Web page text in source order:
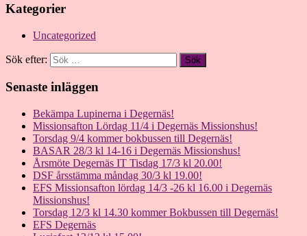
Kategorier
Uncategorized
Sök efter:
Senaste inläggen
Bekämpa Lupinerna i Degernäs!
Missionsafton Lördag 11/4 i Degernäs Missionshus!
Torsdag 9/4 kommer bokbussen till Degernäs!
BASAR 28/3 kl 14-16 i Degernäs Missionshus!
Årsmöte Degernäs IT Tisdag 17/3 kl 20.00!
DSF årsstämma måndag 30/3 kl 19.00!
EFS Missionsafton lördag 14/3 -26 kl 16.00 i Degernäs
Missionshus!
Torsdag 12/3 kl 14.30 kommer Bokbussen till Degernäs!
EFS Degernäs